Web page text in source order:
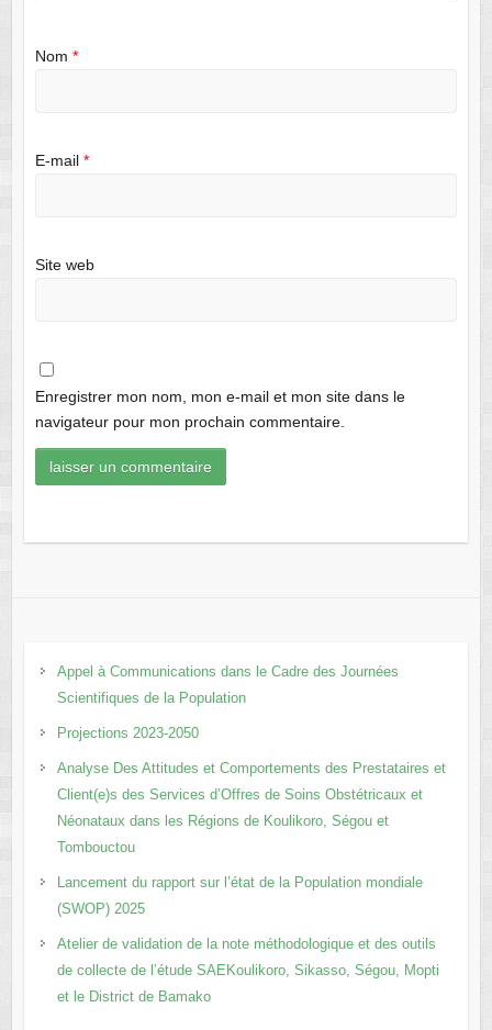
Nom *
E-mail *
Site web
Enregistrer mon nom, mon e-mail et mon site dans le
navigateur pour mon prochain commentaire.
Appel à Communications dans le Cadre des Journées
Scientifiques de la Population
Projections 2023-2050
Analyse Des Attitudes et Comportements des Prestataires et
Client(e)s des Services d’Offres de Soins Obstétricaux et
Néonataux dans les Régions de Koulikoro, Ségou et
Tombouctou
Lancement du rapport sur l’état de la Population mondiale
(SWOP) 2025
Atelier de validation de la note méthodologique et des outils
de collecte de l’étude SAEKoulikoro, Sikasso, Ségou, Mopti
et le District de Bamako